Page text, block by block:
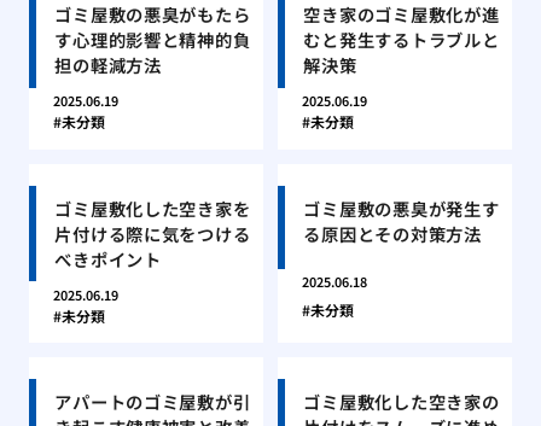
ゴミ屋敷の悪臭がもたら
す心理的影響と精神的負
担の軽減方法
2025.06.19
未分類
空き家のゴミ屋敷化が進
むと発生するトラブルと
解決策
2025.06.19
未分類
ゴミ屋敷化した空き家を
片付ける際に気をつける
べきポイント
2025.06.19
未分類
ゴミ屋敷の悪臭が発生す
る原因とその対策方法
2025.06.18
未分類
アパートのゴミ屋敷が引
ゴミ屋敷化した空き家の